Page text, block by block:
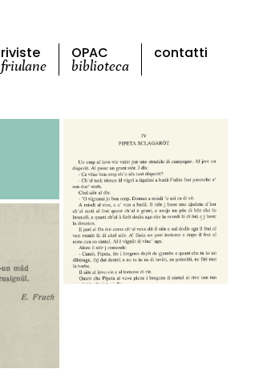
riviste
friulane
OPAC
biblioteca
contatti